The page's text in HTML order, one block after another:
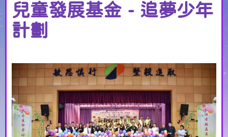
兒童發展基金 - 追夢少年
計劃